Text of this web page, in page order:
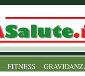
FITNESS